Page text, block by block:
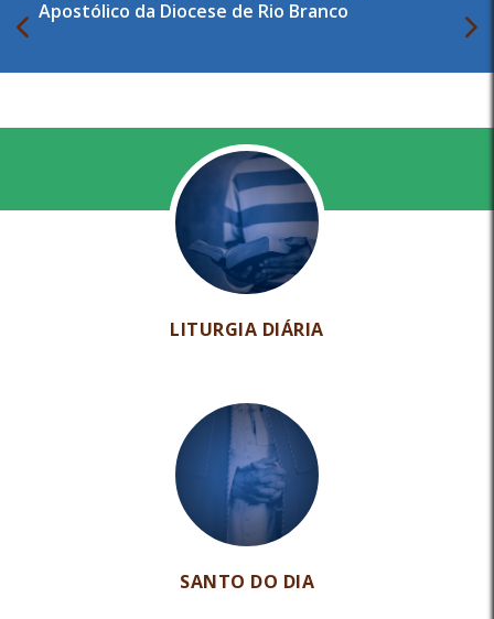
Apostólico da Diocese de Rio Branco
LITURGIA DIÁRIA
SANTO DO DIA